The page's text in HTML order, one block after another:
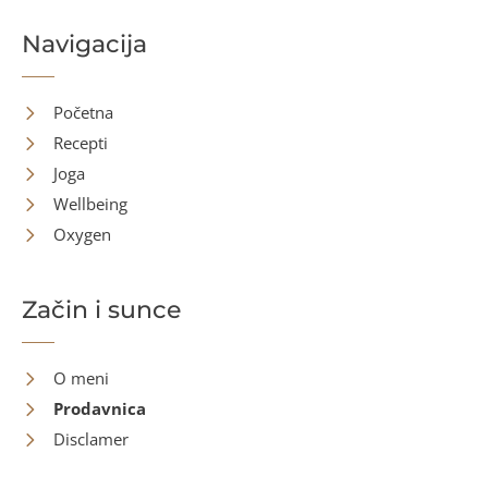
Navigacija
Početna
Recepti
Joga
Wellbeing
Oxygen
Začin i sunce
O meni
Prodavnica
Disclamer